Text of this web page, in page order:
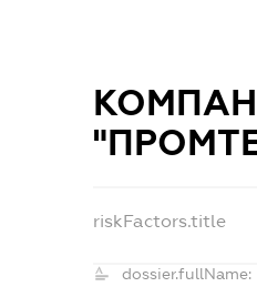
riskFactors.title
dossier.fullName: